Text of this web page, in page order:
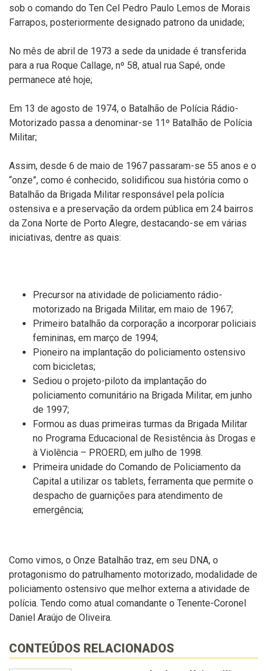
sob o comando do Ten Cel Pedro Paulo Lemos de Morais
Farrapos, posteriormente designado patrono da unidade;
No mês de abril de 1973 a sede da unidade é transferida
para a rua Roque Callage, nº 58, atual rua Sapé, onde
permanece até hoje;
Em 13 de agosto de 1974, o Batalhão de Polícia Rádio-
Motorizado passa a denominar-se 11º Batalhão de Polícia
Militar;
Assim, desde 6 de maio de 1967 passaram-se 55 anos e o
“onze”, como é conhecido, solidificou sua história como o
Batalhão da Brigada Militar responsável pela polícia
ostensiva e a preservação da ordem pública em 24 bairros
da Zona Norte de Porto Alegre, destacando-se em várias
iniciativas, dentre as quais:
Precursor na atividade de policiamento rádio-
motorizado na Brigada Militar, em maio de 1967;
Primeiro batalhão da corporação a incorporar policiais
femininas, em março de 1994;
Pioneiro na implantação do policiamento ostensivo
com bicicletas;
Sediou o projeto-piloto da implantação do
policiamento comunitário na Brigada Militar, em junho
de 1997;
Formou as duas primeiras turmas da Brigada Militar
no Programa Educacional de Resistência às Drogas e
à Violência – PROERD, em julho de 1998.
Primeira unidade do Comando de Policiamento da
Capital a utilizar os tablets, ferramenta que permite o
despacho de guarnições para atendimento de
emergência;
Como vimos, o Onze Batalhão traz, em seu DNA, o
protagonismo do patrulhamento motorizado, modalidade de
policiamento ostensivo que melhor externa a atividade de
polícia. Tendo como atual comandante o Tenente-Coronel
Daniel Araújo de Oliveira.
CONTEÚDOS RELACIONADOS